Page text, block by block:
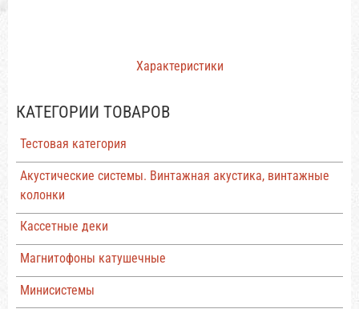
КАТЕГОРИИ ТОВАРОВ
Тестовая категория
Акустические системы. Винтажная акустика, винтажные
колонки
Кассетные деки
Магнитофоны катушечные
Минисистемы
Характеристики